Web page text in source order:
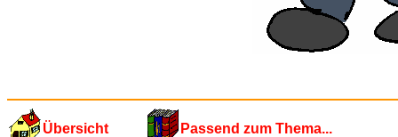
Übersicht Passend zum Thema...